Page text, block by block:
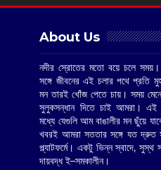
About Us
নদীর স্রোতের মতো বয়ে চলে সময়।
সঙ্গে জীবনের এই চলার পথে প্রতি
মন তারই খোঁজ পেতে চায়। সময়
সুলুকসন্ধান দিতে চাই আমরা। এই
মধ্যে যেগুলি আম বাঙালীর মন ছুঁয়ে
খবরই আমরা সততার সঙ্গে যত দ্রুত
প্ল্যাটফর্মে। একটু ভিন্ন স্বাদে,
দায়বদ্ধ ই–সমকালীন।